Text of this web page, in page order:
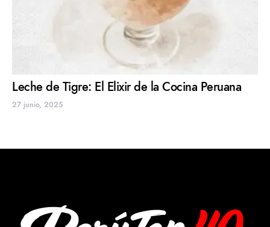
Leche de Tigre: El Elixir de la Cocina Peruana
27 junio, 2025